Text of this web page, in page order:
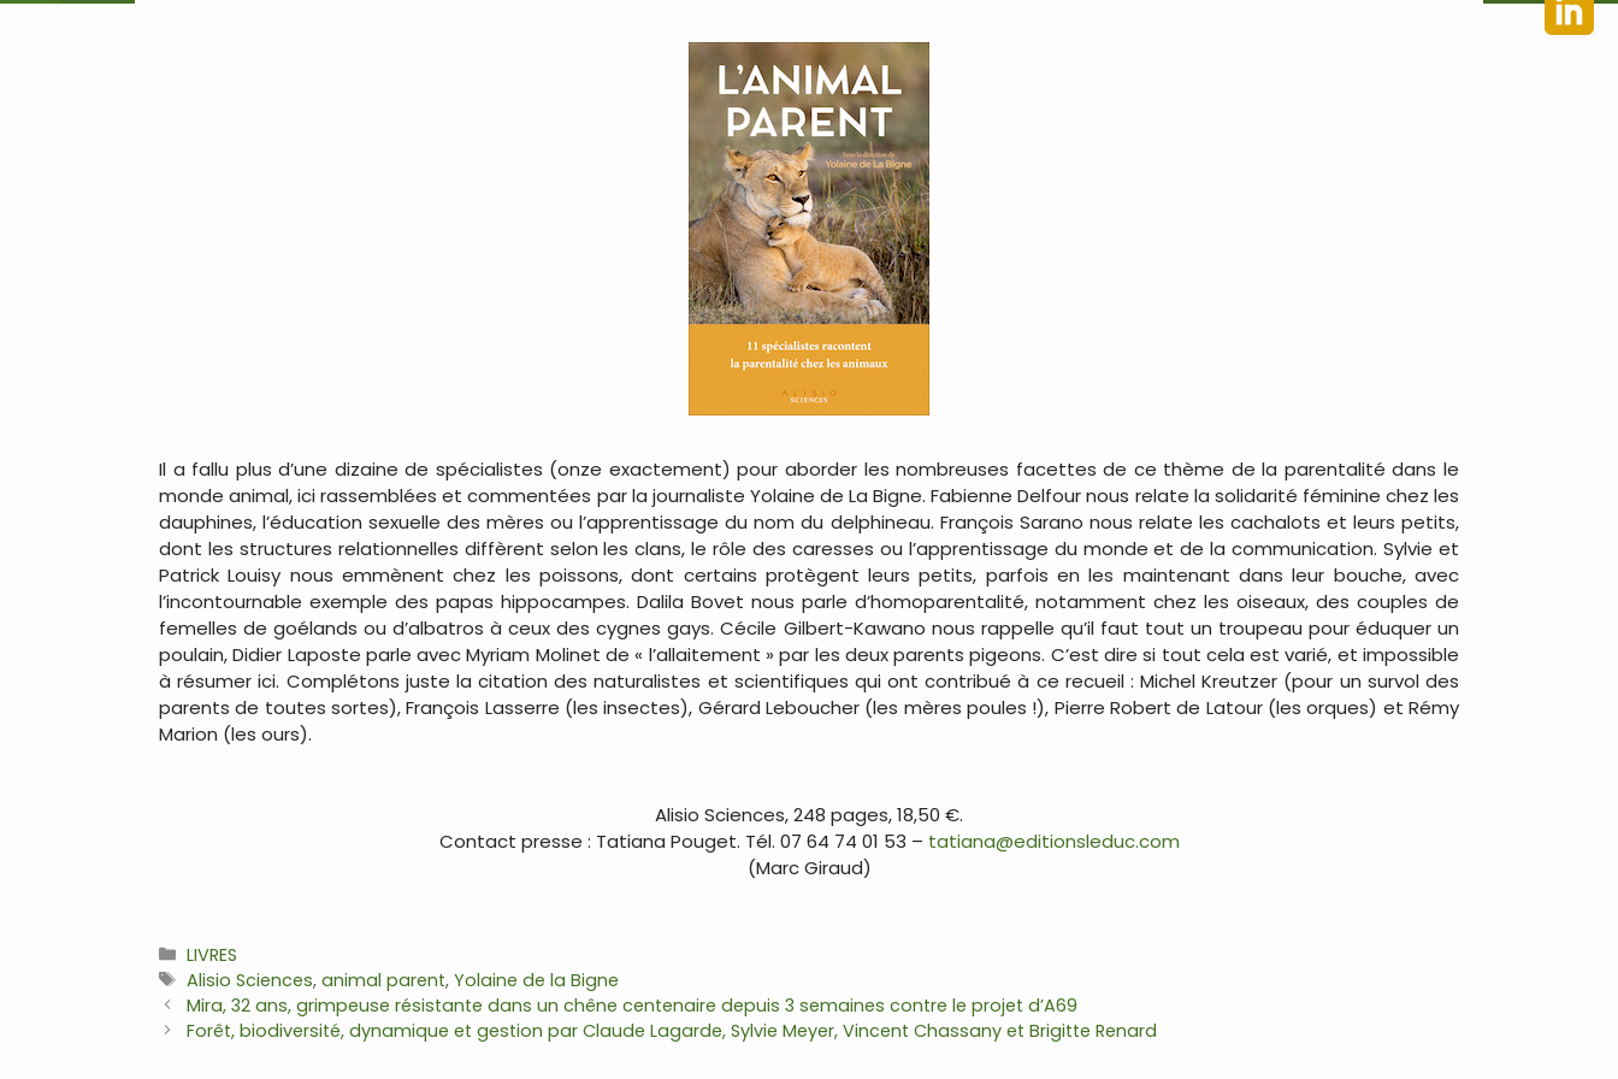
Il a fallu plus d’une dizaine de spécialistes (onze exactement) pour aborder les nombreuses facettes de ce thème de la parentalité dans le
monde animal, ici rassemblées et commentées par la journaliste Yolaine de La Bigne. Fabienne Delfour nous relate la solidarité féminine chez les
dauphines, l’éducation sexuelle des mères ou l’apprentissage du nom du delphineau. François Sarano nous relate les cachalots et leurs petits,
dont les structures relationnelles diffèrent selon les clans, le rôle des caresses ou l’apprentissage du monde et de la communication. Sylvie et
Patrick Louisy nous emmènent chez les poissons, dont certains protègent leurs petits, parfois en les maintenant dans leur bouche, avec
l’incontournable exemple des papas hippocampes. Dalila Bovet nous parle d’homoparentalité, notamment chez les oiseaux, des couples de
femelles de goélands ou d’albatros à ceux des cygnes gays. Cécile Gilbert-Kawano nous rappelle qu’il faut tout un troupeau pour éduquer un
poulain, Didier Laposte parle avec Myriam Molinet de « l’allaitement » par les deux parents pigeons. C’est dire si tout cela est varié, et impossible
à résumer ici. Complétons juste la citation des naturalistes et scientifiques qui ont contribué à ce recueil : Michel Kreutzer (pour un survol des
parents de toutes sortes), François Lasserre (les insectes), Gérard Leboucher (les mères poules !), Pierre Robert de Latour (les orques) et Rémy
Marion (les ours).
Alisio Sciences, 248 pages, 18,50 €.
Contact presse : Tatiana Pouget. Tél. 07 64 74 01 53 – tatiana@editionsleduc.com
(Marc Giraud)
Catégories
LIVRES
Étiquettes
Alisio Sciences,animal parent,Yolaine de la Bigne
Navigation
des
Mira, 32 ans, grimpeuse résistante dans un chêne centenaire depuis 3 semaines contre le projet d’A69
Forêt, biodiversité, dynamique et gestion par Claude Lagarde, Sylvie Meyer, Vincent Chassany et Brigitte Renard